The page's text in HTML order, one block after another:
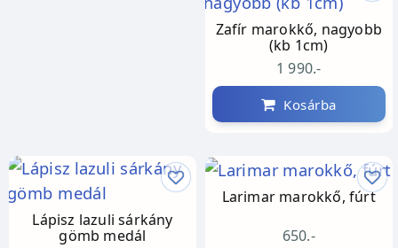
Zafír marokkő, nagyobb
(kb 1cm)
1 990.-
Kosárba
Lápisz lazuli sárkány
gömb medál
Larimar marokkő, fúrt
650.-